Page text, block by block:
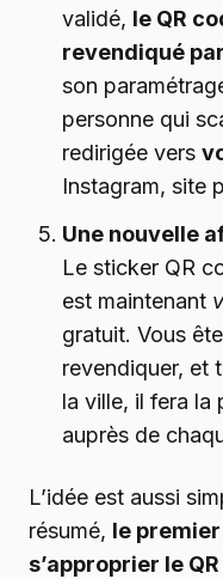
validé, le QR
revendiqué
son
personne qui
redirigée vers
Instagram, site
Une nouvelle
Le sticker QR
est maintenant
gratuit. Vous
revendiquer, et
la ville, il fera la
auprès de
L’idée est aussi
résumé, le
s’approprier le